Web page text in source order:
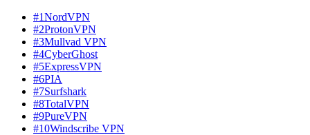
#1NordVPN
#2ProtonVPN
#3Mullvad VPN
#4CyberGhost
#5ExpressVPN
#6PIA
#7Surfshark
#8TotalVPN
#9PureVPN
#10Windscribe VPN